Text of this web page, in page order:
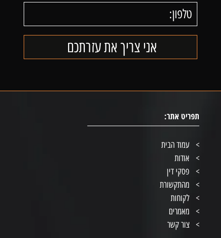
תפריט אתר:
עמוד הבית
אודות
פסקי דין
מהתקשורת
לקוחות
מאמרים
צור קשר